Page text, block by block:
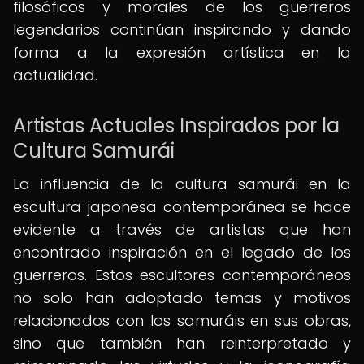
filosóficos y morales de los guerreros
legendarios continúan inspirando y dando
forma a la expresión artística en la
actualidad.
Artistas Actuales Inspirados por la
Cultura Samurái
La influencia de la cultura samurái en la
escultura japonesa contemporánea se hace
evidente a través de artistas que han
encontrado inspiración en el legado de los
guerreros. Estos escultores contemporáneos
no solo han adoptado temas y motivos
relacionados con los samuráis en sus obras,
sino que también han reinterpretado y